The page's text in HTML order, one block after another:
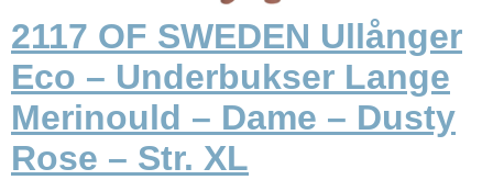
2117 OF SWEDEN Ullånger
Eco – Underbukser Lange
Merinould – Dame – Dusty
Rose – Str. XL